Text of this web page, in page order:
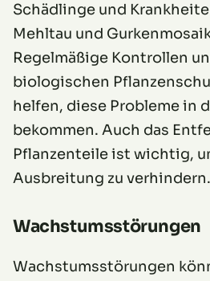
Schädlinge und
Mehltau und
Regelmäßige Kontrollen
biologischen
helfen, diese Probleme in
bekommen. Auch das
Pflanzenteile ist wichtig,
Ausbreitung zu verhindern.
Wachstumsstörungen
Wachstumsstörungen